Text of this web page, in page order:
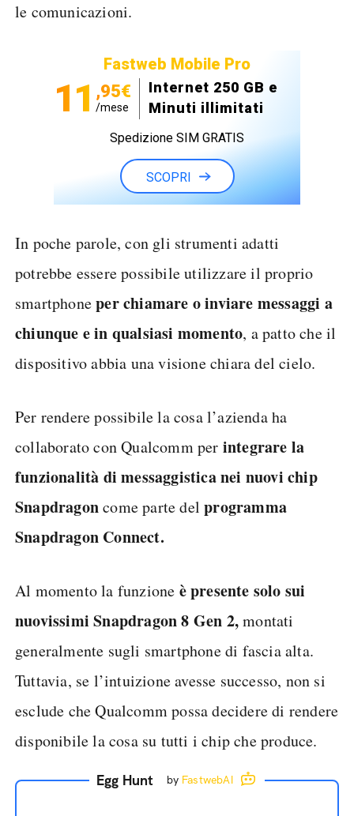
le comunicazioni.
Fastweb Mobile Pro
11 ,95€
/mese
Internet 250 GB e
Minuti illimitati
Spedizione SIM GRATIS
SCOPRI
In poche parole, con gli strumenti adatti
potrebbe essere possibile utilizzare il proprio
smartphoneper chiamare o inviare messaggi a
chiunque e in qualsiasi momento, a patto che il
dispositivo abbia una visione chiara del cielo.
Per rendere possibile la cosa l’azienda ha
collaborato con Qualcomm per integrare la
funzionalità di messaggistica nei nuovi chip
Snapdragoncome parte delprogramma
Snapdragon Connect.
Al momento la funzione è presente solo sui
nuovissimi Snapdragon 8 Gen 2,montati
generalmente sugli smartphone di fascia alta.
Tuttavia, se l’intuizione avesse successo, non si
esclude che Qualcomm possa decidere di rendere
disponibile la cosa su tutti i chip che produce.
Egg Hunt by FastwebAI